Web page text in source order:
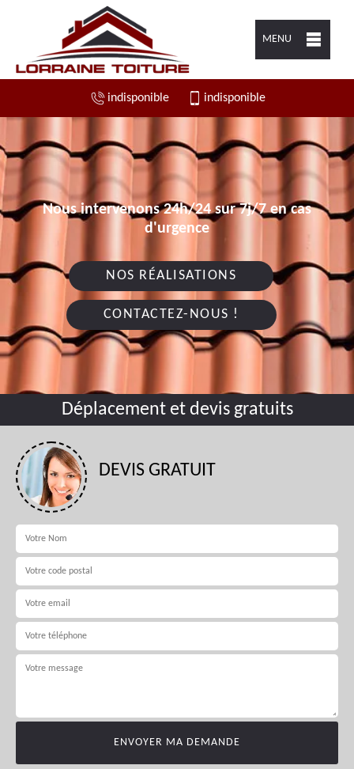
MENU
indisponible indisponible
Nous intervenons 24h/24 sur 7j/7 en cas
d'urgence
NOS RÉALISATIONS
CONTACTEZ-NOUS !
Déplacement et devis gratuits
DEVIS GRATUIT